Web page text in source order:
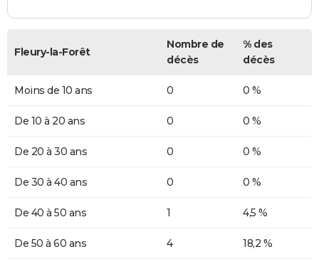
Fleury-la-Forêt
Nombre de
décès
% des
décès
Moins de 10 ans 0 0 %
De 10 à 20 ans 0 0 %
De 20 à 30 ans 0 0 %
De 30 à 40 ans 0 0 %
De 40 à 50 ans 1 4,5 %
De 50 à 60 ans 4 18,2 %